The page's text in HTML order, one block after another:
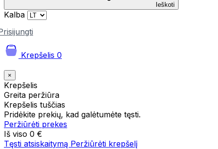
Ieškoti
Kalba
Krepšelis 0
×
Krepšelis
Greita peržiūra
Krepšelis tuščias
Pridėkite prekių, kad galėtumėte tęsti.
Peržiūrėti prekes
Iš viso 0 €
Tęsti atsiskaitymą Peržiūrėti krepšelį